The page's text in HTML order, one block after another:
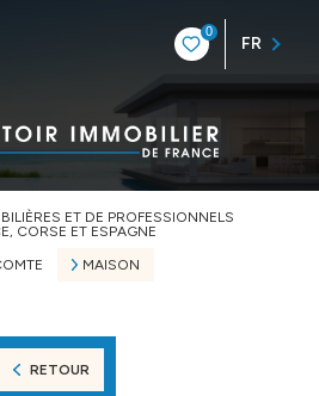
0
FR
ET DE PROFESSIONNELS
CORSE ET ESPAGNE
MAISON
RETOUR